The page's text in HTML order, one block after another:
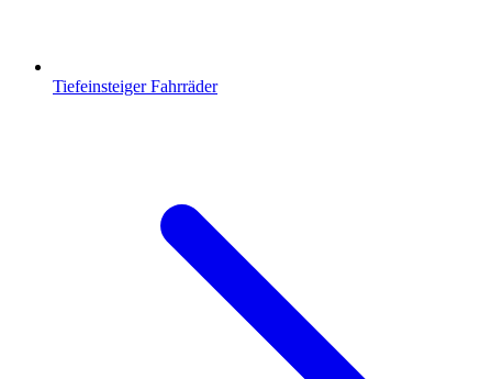
Tiefeinsteiger Fahrräder